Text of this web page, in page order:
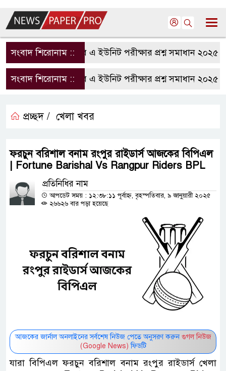
সংবাদ শিরোনাম ::রাবি এ ইউনিট পরীক্ষার প্রশ্ন সমাধান ২০২৫ |
সংবাদ শিরোনাম ::রাবি এ ইউনিট পরীক্ষার প্রশ্ন সমাধান ২০২৫ |
প্রচ্ছদ / খেলা খবর
ফরচুন বরিশাল বনাম রংপুর রাইডার্স আজকের বিপিএল
| Fortune Barishal Vs Rangpur Riders BPL
প্রতিনিধির নাম
আপডেট সময় : ১২:৩৮:১১ পূর্বাহ্ন, বৃহস্পতিবার, ৯ জানুয়ারী ২০২৫
২৬৬২৬ বার পড়া হয়েছে
আজকের জার্নাল অনলাইনের সর্বশেষ নিউজ পেতে অনুসরণ করুন গুগল নিউজ
(Google News) ফিডটি
যারা বিপিএল ফরচুন বরিশাল বনাম রংপুর রাইডার্স খেলা